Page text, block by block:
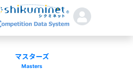
マスターズ
Masters